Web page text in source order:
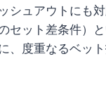
ュアウトにも対
セット差条件）
、度重なるベッ